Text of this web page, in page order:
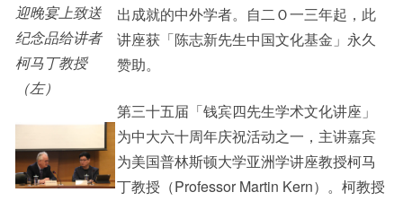
迎晚宴上致送
纪念品给讲者
柯马丁教授
（左）
出成就的中外学者。自二Ｏ一三年起，此
讲座获「陈志新先生中国文化基金」永久
赞助。
第三十五届「钱宾四先生学术文化讲座」
为中大六十周年庆祝活动之一，主讲嘉宾
为美国普林斯顿大学亚洲学讲座教授柯马
丁教授（Professor Martin Kern）。柯教授